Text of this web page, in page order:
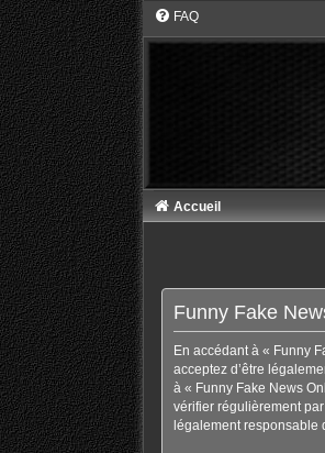
FAQ
Accueil
Funny Fake
En accédant à « Funny
acceptez d’être
à « Funny Fake News
vérifier régulièrement
légalement responsable